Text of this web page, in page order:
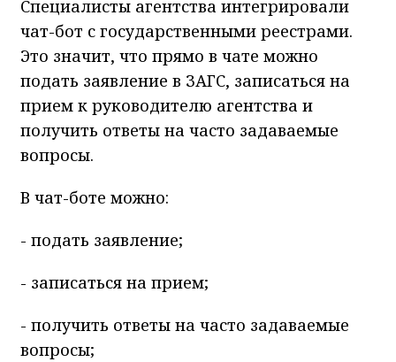
Специалисты агентства интегрировали
чат-бот с государственными реестрами.
Это значит, что прямо в чате можно
подать заявление в ЗАГС, записаться на
прием к руководителю агентства и
получить ответы на часто задаваемые
вопросы.
В чат-боте можно:
- подать заявление;
- записаться на прием;
- получить ответы на часто задаваемые
вопросы;